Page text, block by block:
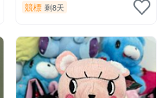
競標 剩8天